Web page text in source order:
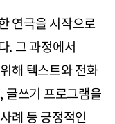
연극을 시작으로
. 그 과정에서
해 텍스트와 전화
글쓰기 프로그램을
례 등 긍정적인